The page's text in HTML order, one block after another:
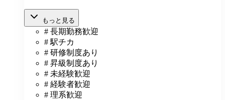
もっと見る
# 長期勤務歓迎
# 駅チカ
# 研修制度あり
# 昇級制度あり
# 未経験歓迎
# 経験者歓迎
# 理系歓迎